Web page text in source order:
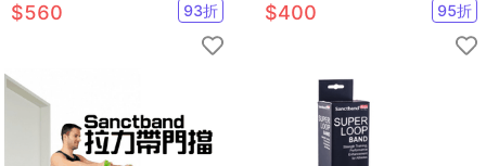
$560 93折 $400 95折